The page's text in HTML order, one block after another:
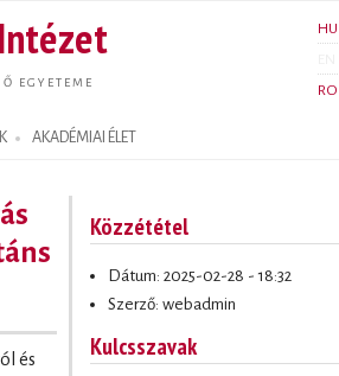
EGYETEME
HU
RO
AKADÉMIAI ÉLET
és
Közzététel
Dátum: 2025-02-28 - 18:32
Szerző: webadmin
Kulcsszavak